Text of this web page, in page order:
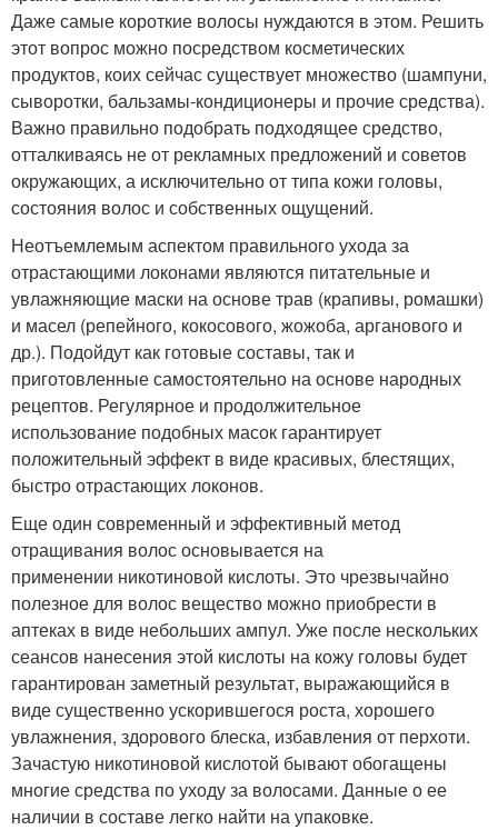
Даже самые короткие волосы нуждаются в этом. Решить
этот вопрос можно посредством косметических
продуктов, коих сейчас существует множество (шампуни,
сыворотки, бальзамы-кондиционеры и прочие средства).
Важно правильно подобрать подходящее средство,
отталкиваясь не от рекламных предложений и советов
окружающих, а исключительно от типа кожи головы,
состояния волос и собственных ощущений.
Неотъемлемым аспектом правильного ухода за
отрастающими локонами являются питательные и
увлажняющие маски на основе трав (крапивы, ромашки)
и масел (репейного, кокосового, жожоба, арганового и
др.). Подойдут как готовые составы, так и
приготовленные самостоятельно на основе народных
рецептов. Регулярное и продолжительное
использование подобных масок гарантирует
положительный эффект в виде красивых, блестящих,
быстро отрастающих локонов.
Еще один современный и эффективный метод
отращивания волос основывается на
применении никотиновой кислоты. Это чрезвычайно
полезное для волос вещество можно приобрести в
аптеках в виде небольших ампул. Уже после нескольких
сеансов нанесения этой кислоты на кожу головы будет
гарантирован заметный результат, выражающийся в
виде существенно ускорившегося роста, хорошего
увлажнения, здорового блеска, избавления от перхоти.
Зачастую никотиновой кислотой бывают обогащены
многие средства по уходу за волосами. Данные о ее
наличии в составе легко найти на упаковке.